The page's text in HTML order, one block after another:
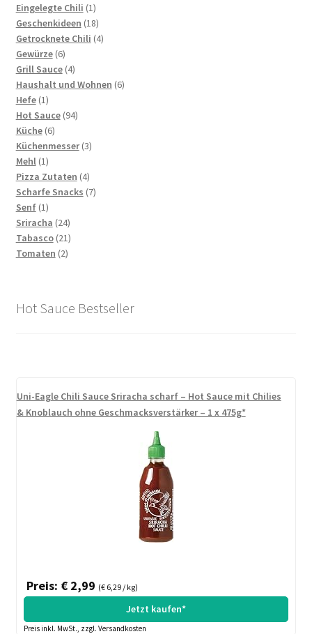
Produkte
Eingelegte Chili 11
Produkt
Geschenkideen 1818
Produkte
Getrocknete Chili 44
Gewürze 66
Produkte
Grill Sauce 44
Produkte
Haushalt und Wohnen 66
Hefe 11
Produkt
Hot Sauce 9494
Küche 66
Produkte
Küchenmesser 33
Mehl 11
Produkt
Pizza Zutaten 44
Produkte
Scharfe Snacks 77
Senf 11
Produkt
Sriracha 2424
Produkte
Tabasco 2121
Produkte
Tomaten 22
Hot Sauce Bestseller
Uni-Eagle Chili Sauce Sriracha scharf – Hot Sauce mit Chilies
& Knoblauch ohne Geschmacksverstärker – 1 x 475g*
Preis: € 2,99 (€ 6,29 / kg)
Jetzt kaufen*
Preis inkl. MwSt., zzgl. Versandkosten